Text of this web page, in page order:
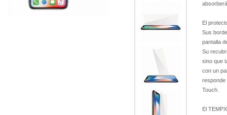
El
Sus
pantalla
Su
sino que
con un
responde
Touch.
El